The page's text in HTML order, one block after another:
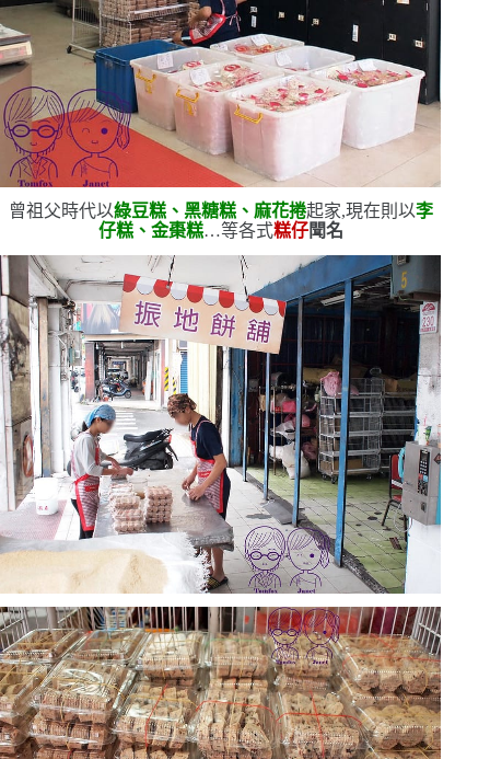
曾祖父時代以綠豆糕、黑糖糕、麻花捲起家,現在則以李
仔糕、金棗糕…等各式糕仔聞名